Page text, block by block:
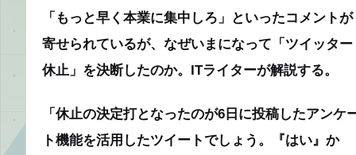
「もっと早く本業に集中しろ」といったコメントが
寄せられているが、なぜいまになって「ツイッター
休止」を決断したのか。ITライターが解説する。
「休止の決定打となったのが6日に投稿したアンケ
ト機能を活用したツイートでしょう。『はい』か